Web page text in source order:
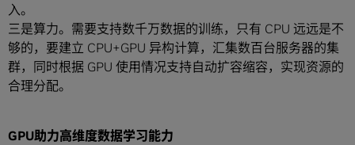
入。
三是算力。需要支持数千万数据的训练，只有 CPU 远远是不
够的，要建立 CPU+GPU 异构计算，汇集数百台服务器的集
群，同时根据 GPU 使用情况支持自动扩容缩容，实现资源的
合理分配。
GPU助力高维度数据学习能力